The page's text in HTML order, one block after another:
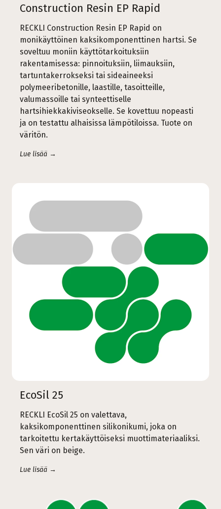
Construction Resin EP Rapid
RECKLI Construction Resin EP Rapid on
monikäyttöinen kaksikomponenttinen hartsi. Se
soveltuu moniin käyttötarkoituksiin
rakentamisessa: pinnoituksiin, liimauksiin,
tartuntakerrokseksi tai sideaineeksi
polymeeribetonille, laastille, tasoitteille,
valumassoille tai synteettiselle
hartsihiekkakiviseokselle. Se kovettuu nopeasti
ja on testattu alhaisissa lämpötiloissa. Tuote on
väritön.
Lue lisää →
EcoSil 25
RECKLI EcoSil 25 on valettava,
kaksikomponenttinen silikonikumi, joka on
tarkoitettu kertakäyttöiseksi muottimateriaaliksi.
Sen väri on beige.
Lue lisää →